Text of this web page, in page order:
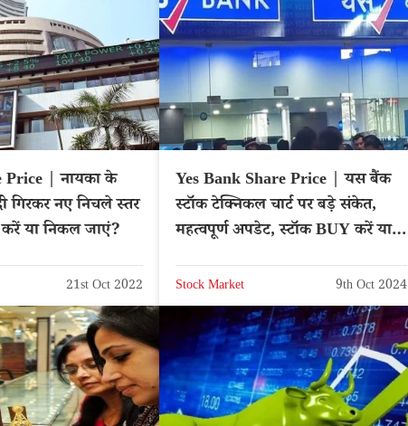
Price | नायका के
गिरकर नए निचले स्तर
या निकल जाएं?
21st Oct 2022
Yes Bank Share Price | यस बैंक
स्टॉक टेक्निकल चार्ट पर बड़े संकेत,
महत्वपूर्ण अपडेट, स्टॉक BUY करें या
Stock Market 9th Oct 2024